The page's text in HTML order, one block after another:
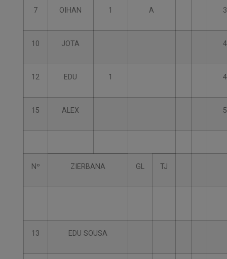
7 OIHAN 1 A
10 JOTA
12 EDU 1
15 ALEX
Nº ZIERBANA GL TJ
13 EDU SOUSA